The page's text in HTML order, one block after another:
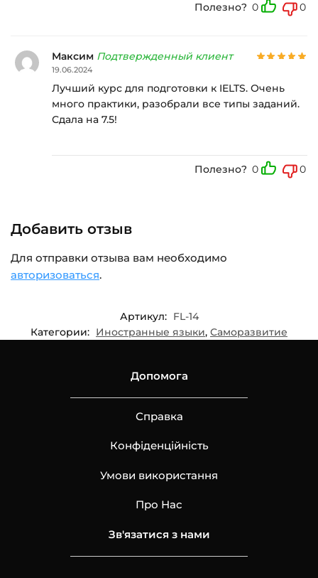
Полезно? 0 0
Максим Подтвержденный клиент
19.06.2024
Лучший курс для подготовки к IELTS. Очень
много практики, разобрали все типы заданий.
Сдала на 7.5!
Полезно? 0 0
Добавить отзыв
Для отправки отзыва вам необходимо
авторизоваться.
Артикул: FL-14
Категории: Иностранные языки, Саморазвитие
Допомога
Справка
Конфіденційність
Умови використання
Про Нас
Зв'язатися з нами